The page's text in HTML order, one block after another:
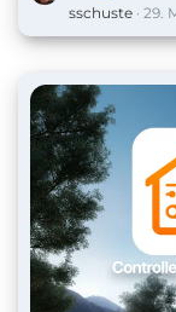
sschuste 29.